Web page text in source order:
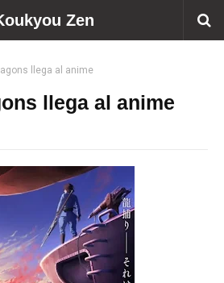
Zen
llega al anime
llega al anime